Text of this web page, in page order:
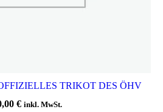
TRIKOT DES ÖHV
€ inkl. MwSt.